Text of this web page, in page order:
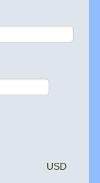
USD